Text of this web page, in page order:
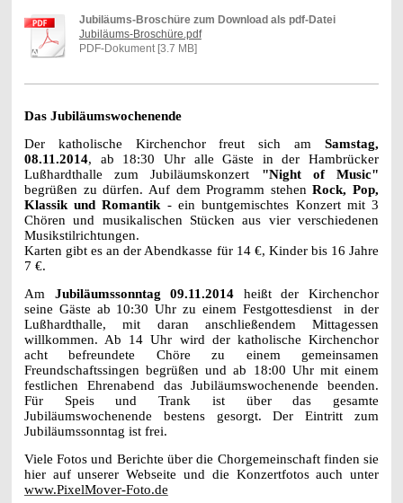
Jubiläums-Broschüre zum Download als pdf-Datei
Jubiläums-Broschüre.pdf
PDF-Dokument [3.7 MB]
Das Jubiläumswochenende
Der katholische Kirchenchor freut sich amSamstag,
08.11.2014, ab 18:30 Uhr alle Gäste in der Hambrücker
Lußhardthalle zum Jubiläumskonzert "Night of Music"
begrüßen zu dürfen. Auf dem Programm stehenRock, Pop,
Klassik und Romantik - ein buntgemischtes Konzert mit 3
Chören und musikalischen Stücken aus vier verschiedenen
Musikstilrichtungen.
Karten gibt es an der Abendkasse für 14 €, Kinder bis 16 Jahre
7 €.
Am Jubiläumssonntag 09.11.2014 heißt der Kirchenchor
seine Gäste ab 10:30 Uhr zu einem Festgottesdienst in der
Lußhardthalle, mit daran anschließendem Mittagessen
willkommen. Ab 14 Uhr wird der katholische Kirchenchor
acht befreundete Chöre zu einem gemeinsamen
Freundschaftssingen begrüßen und ab 18:00 Uhr mit einem
festlichen Ehrenabend das Jubiläumswochenende beenden.
Für Speis und Trank ist über das gesamte
Jubiläumswochenende bestens gesorgt. Der Eintritt zum
Jubiläumssonntag ist frei.
Viele Fotos und Berichte über die Chorgemeinschaft finden sie
hier auf unserer Webseite und die Konzertfotos auch unter
www.PixelMover-Foto.de